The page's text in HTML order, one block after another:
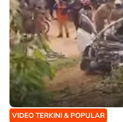
VIDEO TERKINI & POPULAR